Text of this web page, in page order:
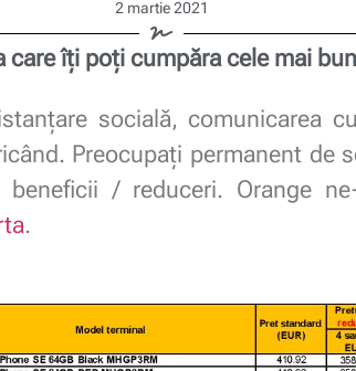
2 martie 2021
care îți poți cumpăra cele mai
socială, comunicarea
Preocupați permanent de
/ reduceri. Orange
.